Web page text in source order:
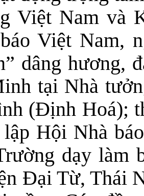
Việt Nam và
Việt Nam,
dâng hương,
tại Nhà
(Định Hoá);
lập Hội Nhà
dạy làm
Đại Từ, Thái